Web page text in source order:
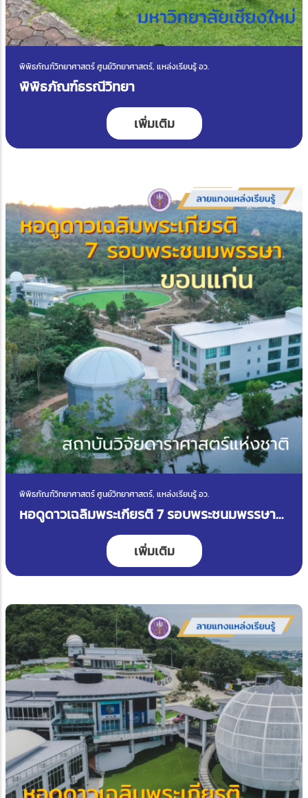
พิพิธภัณฑ์วิทยาศาสตร์ ศูนย์วิทยาศาสตร์, แหล่งเรียนรู้ อว.
พิพิธภัณฑ์ธรณีวิทยา
เพิ่มเติม
พิพิธภัณฑ์วิทยาศาสตร์ ศูนย์วิทยาศาสตร์, แหล่งเรียนรู้ อว.
หอดูดาวเฉลิมพระเกียรติ 7 รอบพระชนมพรรษา
เพิ่มเติม